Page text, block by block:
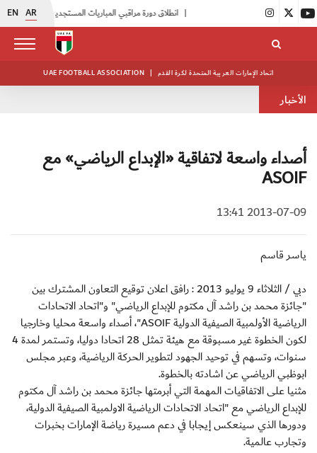
EN AR |
UAE FOOTBALL ASSOCIATION | اتحاد الإمارات العربية المتحدة لكرة القدم
الأخبار
أصداء واسعة لاتفاقية «الإبداع الرياضي» مع
ASOIF
2013-07-09 13:41
ياسر قاسم
دبي / الثلاثاء 9 يوليو 2013 : رافق اعلان توقيع التعاون المشترك بين
"جائزة محمد بن راشد آل مكتوم للإبداع الرياضي" و"اتحاد الاتحادات
الرياضية الأولمبية الصيفية الدولية ASOIF"، أصداء واسعة محليا وخارجيا
لكون الخطوة غير مسبوقة مع هيئة تمثل 28 اتحادا دوليا، وتستمر لمدة 4
سنوات، وتسهم في توحيد الجهود لتطوير الحركة الرياضية، وعبر مجلس
ابوظبي الرياضي عن اشادته بالخطوة.
مثنيا على الاتفاقيات المهمة التي أبرمتها جائزة محمد بن راشد آل مكتوم
للإبداع الرياضي مع "اتحاد الاتحادات الرياضية الاولمبية الصيفية الدولية،
ودورها الذي سينعكس إيجابا في دعم مسيرة رياضة الإمارات بخبرات
وتجارب عالمية.